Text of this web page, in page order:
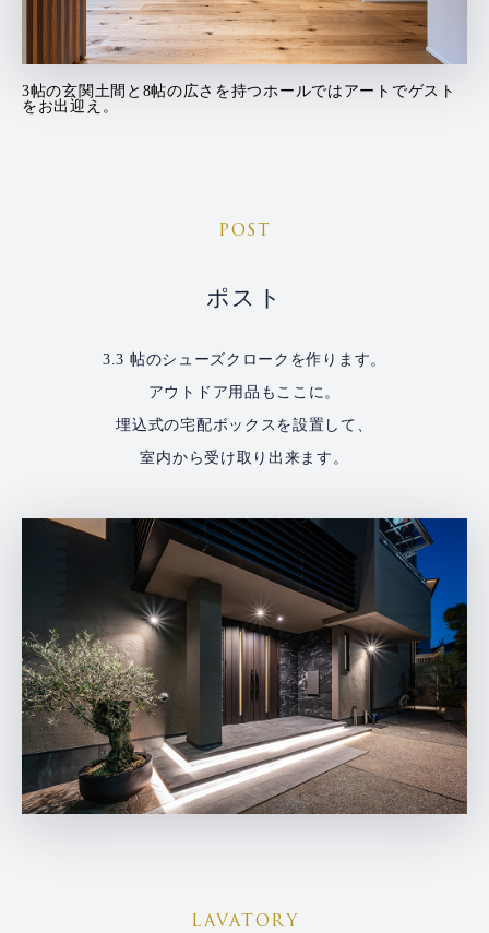
3帖の玄関土間と8帖の広さを持つホールではアートでゲスト
をお出迎え。
POST
ポスト
3.3 帖のシューズクロークを作ります。
アウトドア用品もここに。
埋込式の宅配ボックスを設置して、
室内から受け取り出来ます。
LAVATORY